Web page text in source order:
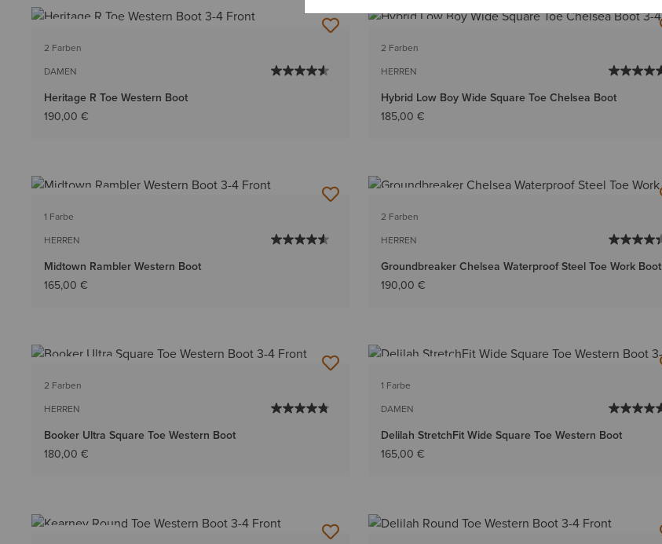
2 Farben
DAMEN
Heritage R Toe Western Boot
190,00 €
2 Farben
HERREN
Hybrid Low Boy Wide Square Toe Chelsea Boot
185,00 €
1 Farbe
HERREN
Midtown Rambler Western Boot
165,00 €
2 Farben
HERREN
Groundbreaker Chelsea Waterproof Steel Toe Work Boot
190,00 €
2 Farben
HERREN
Booker Ultra Square Toe Western Boot
180,00 €
1 Farbe
DAMEN
Delilah StretchFit Wide Square Toe Western Boot
165,00 €